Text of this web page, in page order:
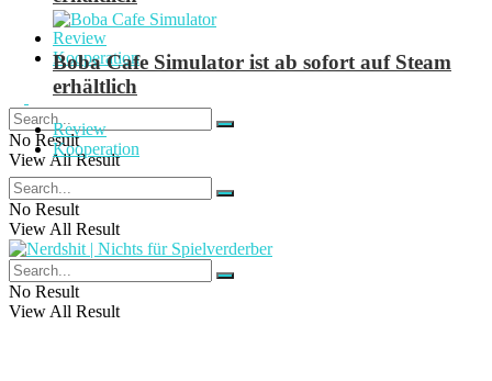
Review
Kooperation
No Result
View All Result
Boba Cafe Simulator ist ab sofort auf Steam
erhältlich
Review
Kooperation
No Result
View All Result
No Result
View All Result